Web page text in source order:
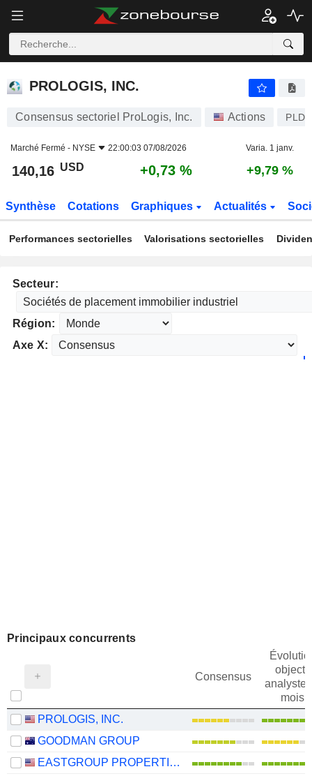
PROLOGIS, INC. +0,73 %
PROLOGIS, INC.
Consensus sectoriel ProLogis, Inc. Actions PLD
Marché Fermé - NYSE 22:00:03 07/08/2026 Varia. 1 janv.
140,16 USD +0,73 % +9,79 %
Synthèse Cotations Graphiques Actualités
Performances sectorielles Valorisations sectorielles
Secteur:
Région:
Axe X:
Principaux concurrents
Consensus
objectif
mois
PROLOGIS, INC.
GOODMAN GROUP
EASTGROUP PROPERTIES, INC.